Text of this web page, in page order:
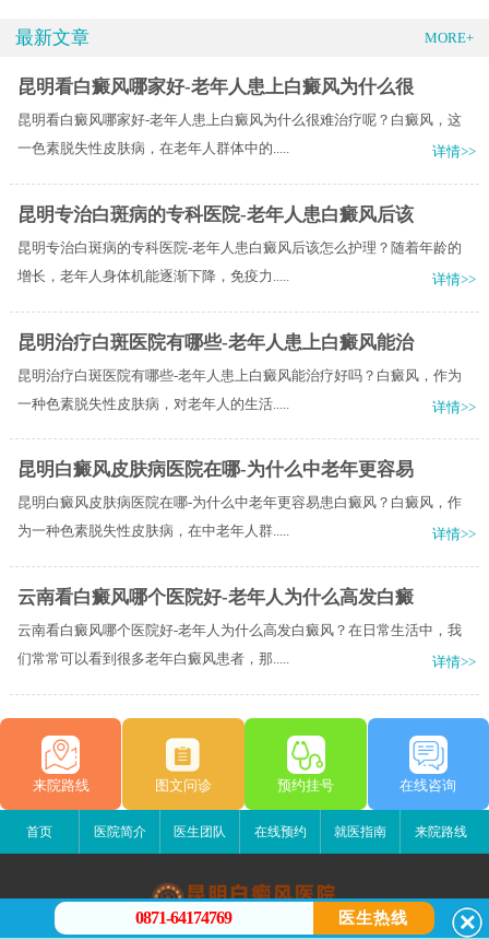
最新文章 MORE+
昆明看白癜风哪家好-老年人患上白癜风为什么很
昆明看白癜风哪家好-老年人患上白癜风为什么很难治疗呢？白癜风，这
一色素脱失性皮肤病，在老年人群体中的.....
详情>>
昆明专治白斑病的专科医院-老年人患白癜风后该
昆明专治白斑病的专科医院-老年人患白癜风后该怎么护理？随着年龄的
增长，老年人身体机能逐渐下降，免疫力.....
详情>>
昆明治疗白斑医院有哪些-老年人患上白癜风能治
昆明治疗白斑医院有哪些-老年人患上白癜风能治疗好吗？白癜风，作为
一种色素脱失性皮肤病，对老年人的生活.....
详情>>
昆明白癜风皮肤病医院在哪-为什么中老年更容易
昆明白癜风皮肤病医院在哪-为什么中老年更容易患白癜风？白癜风，作
为一种色素脱失性皮肤病，在中老年人群.....
详情>>
云南看白癜风哪个医院好-老年人为什么高发白癜
云南看白癜风哪个医院好-老年人为什么高发白癜风？在日常生活中，我
们常常可以看到很多老年白癜风患者，那.....
详情>>
来院路线 图文问诊 预约挂号 在线咨询
首页 医院简介 医生团队 在线预约 就医指南 来院路线
0871-64174769 医生热线